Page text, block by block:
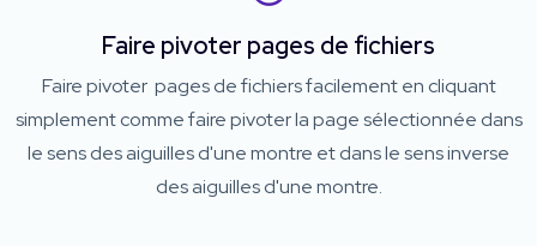
Faire pivoter pages de fichiers
Faire pivoter pages de fichiers facilement en cliquant
simplement comme faire pivoter la page sélectionnée dans
le sens des aiguilles d'une montre et dans le sens inverse
des aiguilles d'une montre.